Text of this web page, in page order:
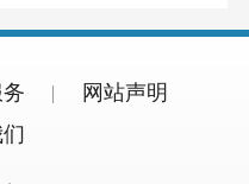
网站声明